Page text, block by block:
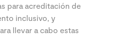
para acreditación de
inclusivo, y
llevar a cabo estas